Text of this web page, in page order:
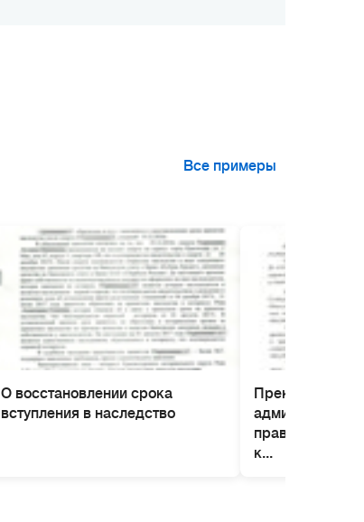
Все примеры
О восстановлении срока
вступления в наследство
Прекращение
к...